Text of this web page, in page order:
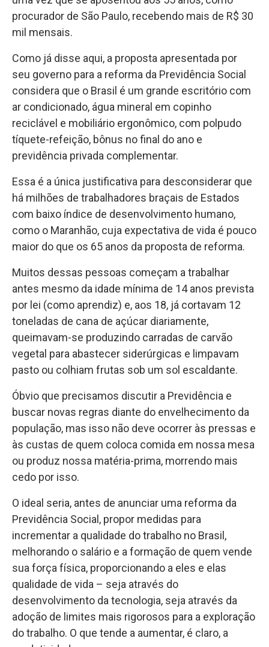
procurador de São Paulo, recebendo mais de R$ 30
mil mensais.
Como já disse aqui, a proposta apresentada por
seu governo para a reforma da Previdência Social
considera que o Brasil é um grande escritório com
ar condicionado, água mineral em copinho
reciclável e mobiliário ergonômico, com polpudo
tíquete-refeição, bônus no final do ano e
previdência privada complementar.
Essa é a única justificativa para desconsiderar que
há milhões de trabalhadores braçais de Estados
com baixo índice de desenvolvimento humano,
como o Maranhão, cuja expectativa de vida é pouco
maior do que os 65 anos da proposta de reforma.
Muitos dessas pessoas começam a trabalhar
antes mesmo da idade mínima de 14 anos prevista
por lei (como aprendiz) e, aos 18, já cortavam 12
toneladas de cana de açúcar diariamente,
queimavam-se produzindo carradas de carvão
vegetal para abastecer siderúrgicas e limpavam
pasto ou colhiam frutas sob um sol escaldante.
Óbvio que precisamos discutir a Previdência e
buscar novas regras diante do envelhecimento da
população, mas isso não deve ocorrer às pressas e
às custas de quem coloca comida em nossa mesa
ou produz nossa matéria-prima, morrendo mais
cedo por isso.
O ideal seria, antes de anunciar uma reforma da
Previdência Social, propor medidas para
incrementar a qualidade do trabalho no Brasil,
melhorando o salário e a formação de quem vende
sua força física, proporcionando a eles e elas
qualidade de vida – seja através do
desenvolvimento da tecnologia, seja através da
adoção de limites mais rigorosos para a exploração
do trabalho. O que tende a aumentar, é claro, a